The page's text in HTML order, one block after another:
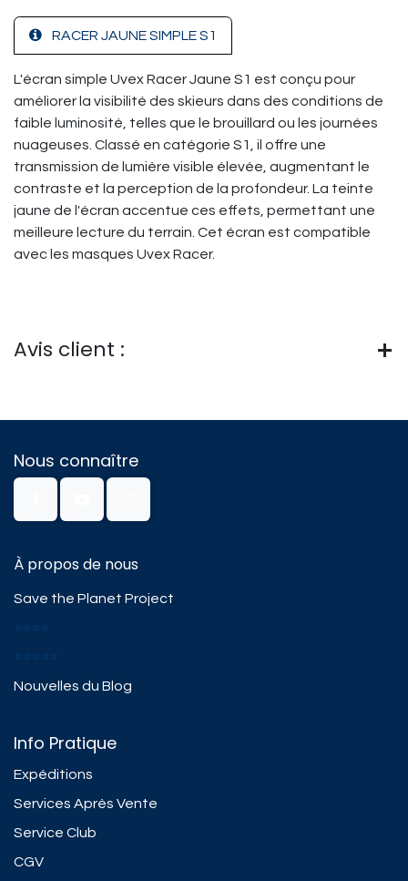
RACER JAUNE SIMPLE S1
L'écran simple Uvex Racer Jaune S1 est conçu pour
améliorer la visibilité des skieurs dans des conditions de
faible luminosité, telles que le brouillard ou les journées
nuageuses. Classé en catégorie S1, il offre une
transmission de lumière visible élevée, augmentant le
contraste et la perception de la profondeur. La teinte
jaune de l'écran accentue ces effets, permettant une
meilleure lecture du terrain. Cet écran est compatible
avec les masques Uvex Racer.
Avis client :
Nous connaître
À propos de nous
Save the Planet Project
####
#####
Nouvelles du Blog
Info Pratique
Expéditions
Services Après Vente
Service Club
CGV